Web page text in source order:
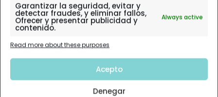
Garantizar la seguridad, evitar y
detectar fraudes, y eliminar fallos,
Ofrecer y presentar publicidad y
contenido.
Always active
Read more about these purposes
Acepto
Denegar